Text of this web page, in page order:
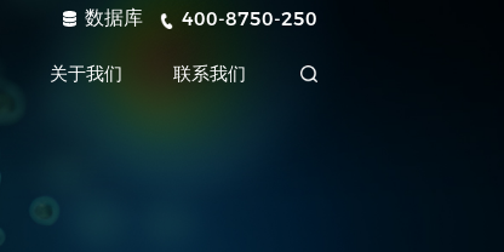
数据库 400-8750-250
关于我们 联系我们